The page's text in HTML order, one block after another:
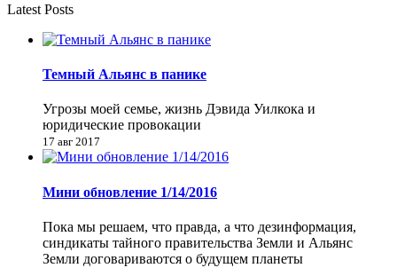
Latest Posts
Темный Альянс в панике
Угрозы моей семье, жизнь Дэвида Уилкока и
юридические провокации
17 авг 2017
Мини обновление 1/14/2016
Пока мы решаем, что правда, а что дезинформация,
синдикаты тайного правительства Земли и Альянс
Земли договариваются о будущем планеты